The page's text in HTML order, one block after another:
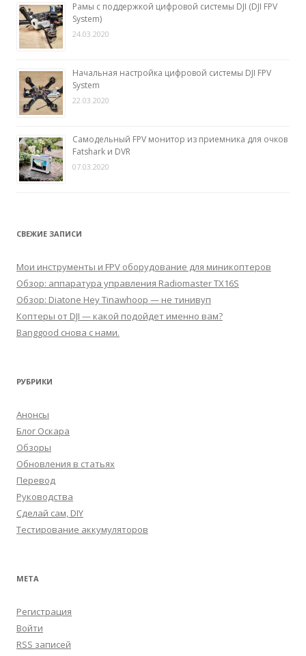
Рамы с поддержкой цифровой системы DJI (DJI FPV
System)
24.03.2020
Начальная настройка цифровой системы DJI FPV
System
22.03.2020
Самодельный FPV монитор из приемника для очков
Fatshark и DVR
07.03.2020
СВЕЖИЕ ЗАПИСИ
Мои инструменты и FPV оборудование для миникоптеров
Обзор: аппаратура управления Radiomaster TX16S
Обзор: Diatone Hey Tinawhoop — не тинивуп
Коптеры от DJI — какой подойдет именно вам?
Banggood снова с нами.
РУБРИКИ
Анонсы
Блог Оскара
Обзоры
Обновления в статьях
Перевод
Руководства
Сделай сам, DIY
Тестирование аккумуляторов
МЕТА
Регистрация
Войти
RSS записей